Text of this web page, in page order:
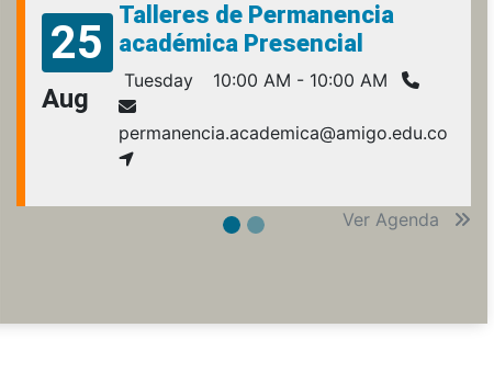
25
Aug
Talleres de Permanencia
académica Presencial
Tuesday 10:00 AM - 10:00 AM
permanencia.academica@amigo.edu.co
Ver Agenda